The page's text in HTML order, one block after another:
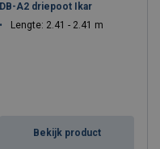
DB-A2 driepoot Ikar
Lengte: 2.41 - 2.41 m
Bekijk product